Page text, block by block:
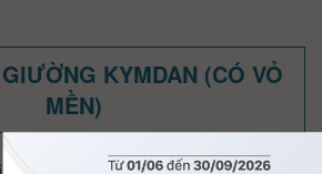
KYMDAN (CÓ VỎ
MỀN)